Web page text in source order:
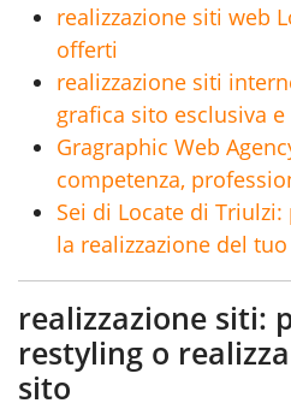
realizzazione siti web
offerti
realizzazione siti
grafica sito esclusiva
Gragraphic Web
competenza,
Sei di Locate di
la realizzazione del
realizzazione siti:
restyling o
sito